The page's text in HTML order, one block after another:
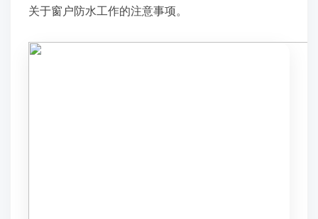
关于窗户防水工作的注意事项。